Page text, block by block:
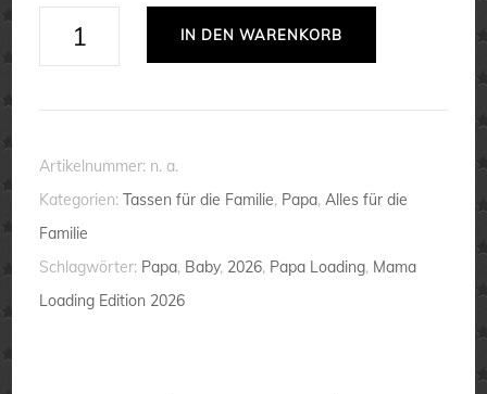
Papa
💕
Tasse
-
Kind
unterwegs
IN DEN WARENKORB
Artikelnummer: n. a.
Kategorien:Tassen für die Familie, Papa,Alles für die
Familie
Schlagwörter: Papa, Baby, 2026, Papa Loading, Mama
Loading Edition 2026